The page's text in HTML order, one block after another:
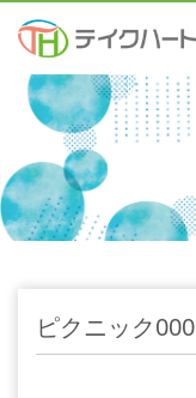
ピクニック000